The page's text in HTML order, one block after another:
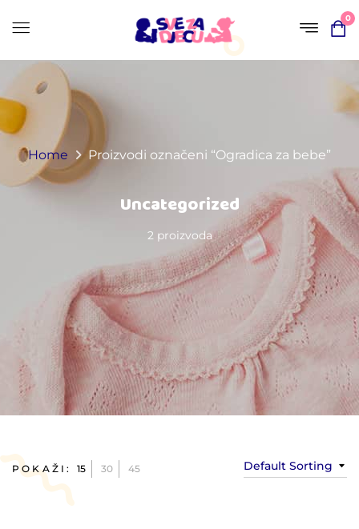
0
Home Proizvodi označeni “Ogradica za bebe”
Uncategorized
2 proizvoda
Default Sorting
POKAŽI: 15 30 45